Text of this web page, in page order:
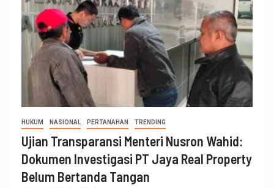
HUKUM NASIONAL PERTANAHAN TRENDING
Ujian Transparansi Menteri Nusron Wahid:
Dokumen Investigasi PT Jaya Real Property
Belum Bertanda Tangan